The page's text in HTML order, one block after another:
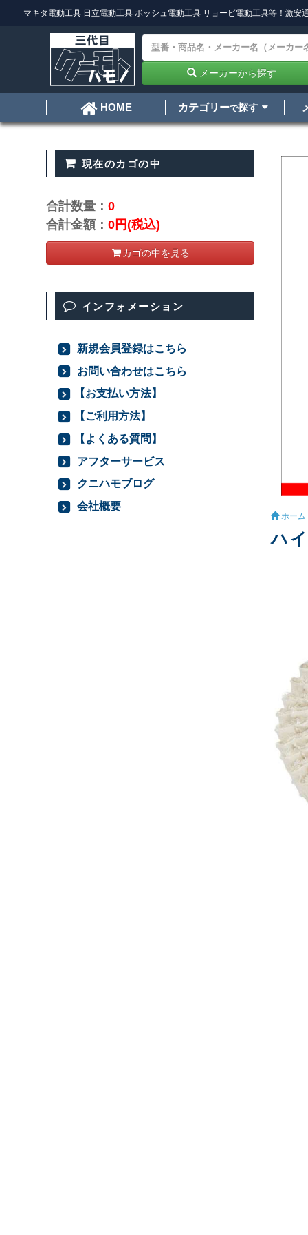
マキタ電動工具 日立電動工具 ボッシュ電動工具 リョービ電動工具等！激安
メーカーから探す
HOME カテゴリーで探す
ホーム
ハ
現在のカゴの中
合計数量：0
合計金額：0円(税込)
カゴの中を見る
インフォメーション
新規会員登録はこちら
お問い合わせはこちら
【お支払い方法】
【ご利用方法】
【よくある質問】
アフターサービス
クニハモブログ
会社概要